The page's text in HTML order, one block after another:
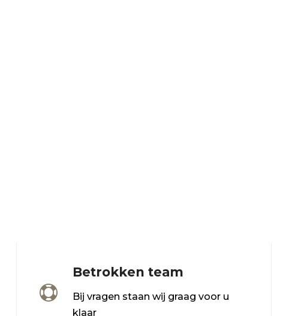

Betrokken team
Bij vragen staan wij graag voor u
klaar